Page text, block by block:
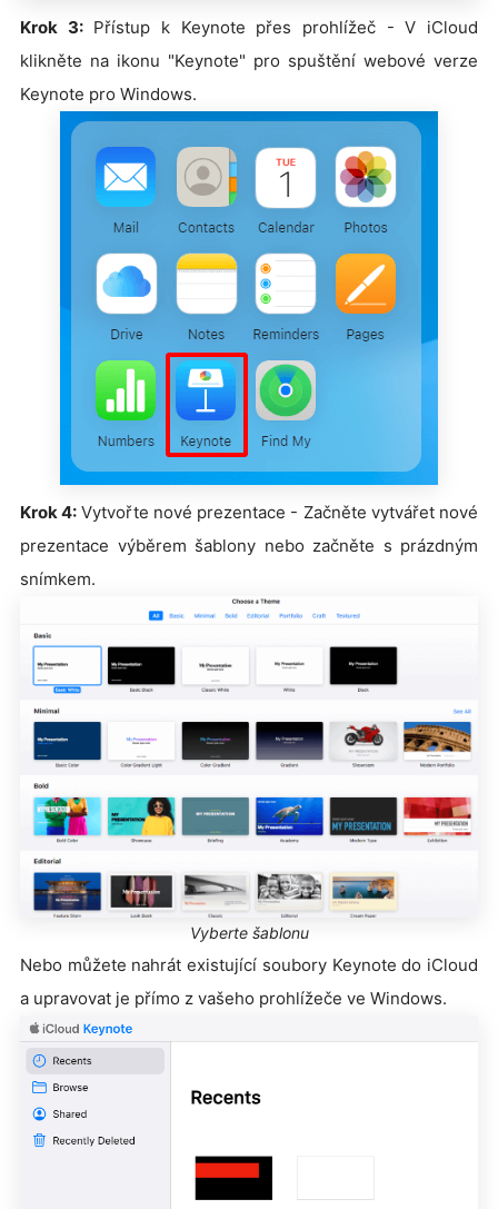
Krok 3:Přístup k Keynote přes prohlížeč - V iCloud
klikněte na ikonu "Keynote" pro spuštění webové verze
Keynote pro Windows.
Krok 4: Vytvořte nové prezentace - Začněte vytvářet nové
prezentace výběrem šablony nebo začněte s prázdným
snímkem.
Vyberte šablonu
Nebo můžete nahrát existující soubory Keynote do iCloud
a upravovat je přímo z vašeho prohlížeče ve Windows.